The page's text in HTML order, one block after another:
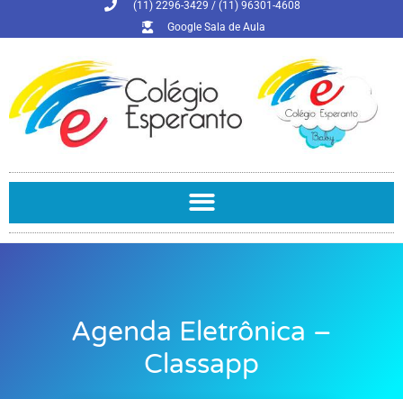
(11) 2296-3429 / (11) 96301-4608
Google Sala de Aula
Agenda Eletrônica –
Classapp